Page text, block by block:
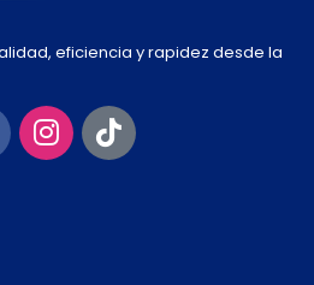
eficiencia y rapidez desde la